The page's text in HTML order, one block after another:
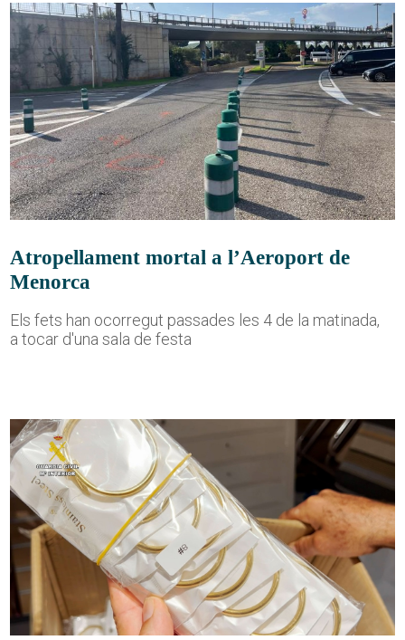
Atropellament mortal a l’Aeroport de
Menorca
Els fets han ocorregut passades les 4 de la matinada,
a tocar d'una sala de festa